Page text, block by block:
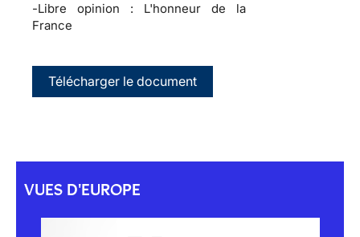
-Libre opinion : L'honneur de la
France
Télécharger le document
VUES D'EUROPE